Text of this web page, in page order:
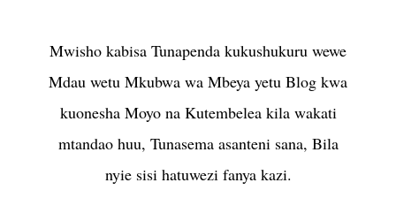
Mwisho kabisa Tunapenda kukushukuru wewe
Mdau wetu Mkubwa wa Mbeya yetu Blog kwa
kuonesha Moyo na Kutembelea kila wakati
mtandao huu, Tunasema asanteni sana, Bila
nyie sisi hatuwezi fanya kazi.